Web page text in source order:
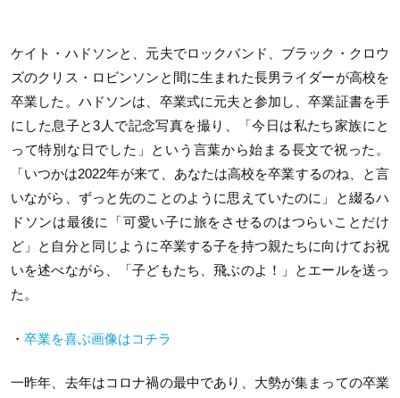
ケイト・ハドソンと、元夫でロックバンド、ブラック・クロウ
ズのクリス・ロビンソンと間に生まれた長男ライダーが高校を
卒業した。ハドソンは、卒業式に元夫と参加し、卒業証書を手
にした息子と3人で記念写真を撮り、「今日は私たち家族にと
って特別な日でした」という言葉から始まる長文で祝った。
「いつかは2022年が来て、あなたは高校を卒業するのね、と言
いながら、ずっと先のことのように思えていたのに」と綴るハ
ドソンは最後に「可愛い子に旅をさせるのはつらいことだけ
ど」と自分と同じように卒業する子を持つ親たちに向けてお祝
いを述べながら、「子どもたち、飛ぶのよ！」とエールを送っ
た。
・ 卒業を喜ぶ画像はコチラ
一昨年、去年はコロナ禍の最中であり、大勢が集まっての卒業